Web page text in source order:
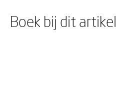
Boek bij dit artikel